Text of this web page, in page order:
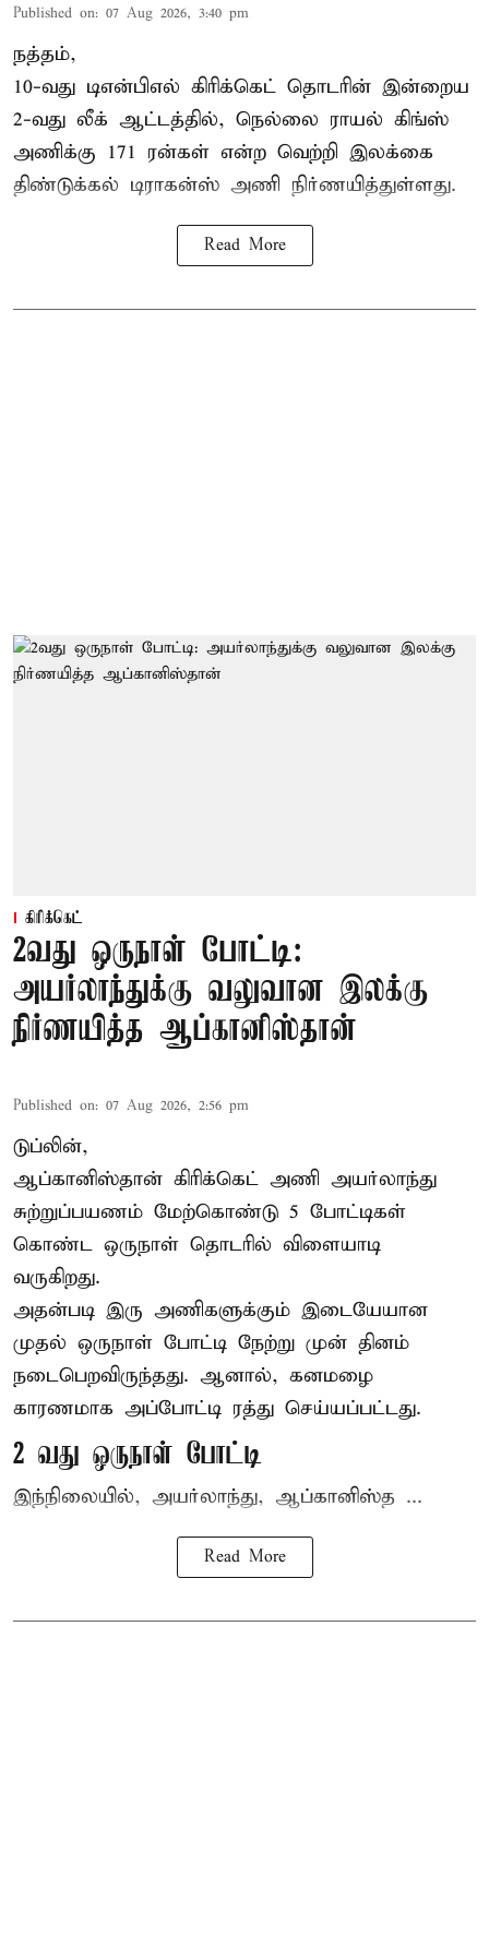
Published on: 07 Aug 2026, 3:40 pm
நத்தம்,
10-வது டிஎன்பிஎல் கிரிக்கெட் தொடரின் இன்றைய
2-வது லீக் ஆட்டத்தில், நெல்லை ராயல் கிங்ஸ்
அணிக்கு 171 ரன்கள் என்ற வெற்றி இலக்கை
திண்டுக்கல் டிராகன்ஸ் அணி நிர்ணயித்துள்ளது.
Read More
கிரிக்கெட்
2வது ஒருநாள் போட்டி:
அயர்லாந்துக்கு வலுவான இலக்கு
நிர்ணயித்த ஆப்கானிஸ்தான்
Published on: 07 Aug 2026, 2:56 pm
டுப்லின்,
ஆப்கானிஸ்தான் கிரிக்கெட் அணி அயர்லாந்து
சுற்றுப்பயணம் மேற்கொண்டு 5 போட்டிகள்
கொண்ட ஒருநாள் தொடரில் விளையாடி
வருகிறது.
அதன்படி இரு அணிகளுக்கும் இடையேயான
முதல் ஒருநாள் போட்டி நேற்று முன் தினம்
நடைபெறவிருந்தது. ஆனால், கனமழை
காரணமாக அப்போட்டி ரத்து செய்யப்பட்டது.
2 வது ஒருநாள் போட்டி
இந்நிலையில், அயர்லாந்து, ஆப்கானிஸ்த ...
Read More